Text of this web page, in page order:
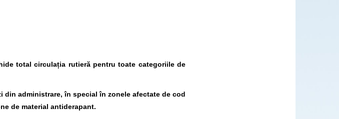
total circulația rutieră pentru toate categoriile de
din administrare, în special în zonele afectate de cod
de material antiderapant.